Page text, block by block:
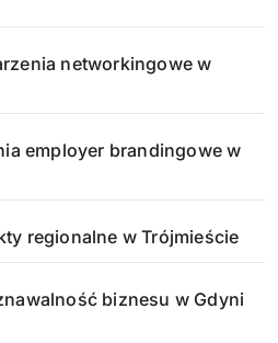
networkingowe w
employer brandingowe w
regionalne w Trójmieście
biznesu w Gdyni